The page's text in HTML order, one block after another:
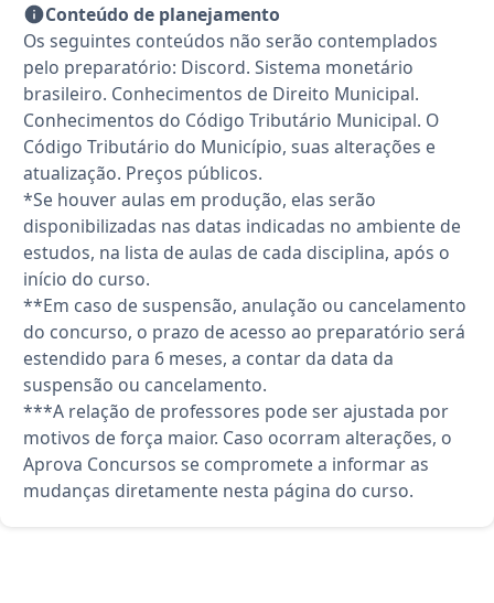
Conteúdo de planejamento
Os seguintes conteúdos não serão contemplados
pelo preparatório: Discord. Sistema monetário
brasileiro. Conhecimentos de Direito Municipal.
Conhecimentos do Código Tributário Municipal. O
Código Tributário do Município, suas alterações e
atualização. Preços públicos.
*Se houver aulas em produção, elas serão
disponibilizadas nas datas indicadas no ambiente de
estudos, na lista de aulas de cada disciplina, após o
início do curso.
**Em caso de suspensão, anulação ou cancelamento
do concurso, o prazo de acesso ao preparatório será
estendido para 6 meses, a contar da data da
suspensão ou cancelamento.
***A relação de professores pode ser ajustada por
motivos de força maior. Caso ocorram alterações, o
Aprova Concursos se compromete a informar as
mudanças diretamente nesta página do curso.